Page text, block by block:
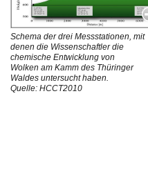
Schema der drei Messstationen, mit
denen die Wissenschaftler die
chemische Entwicklung von
Wolken am Kamm des Thüringer
Waldes untersucht haben.
Quelle: HCCT2010